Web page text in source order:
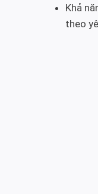
Khả
theo